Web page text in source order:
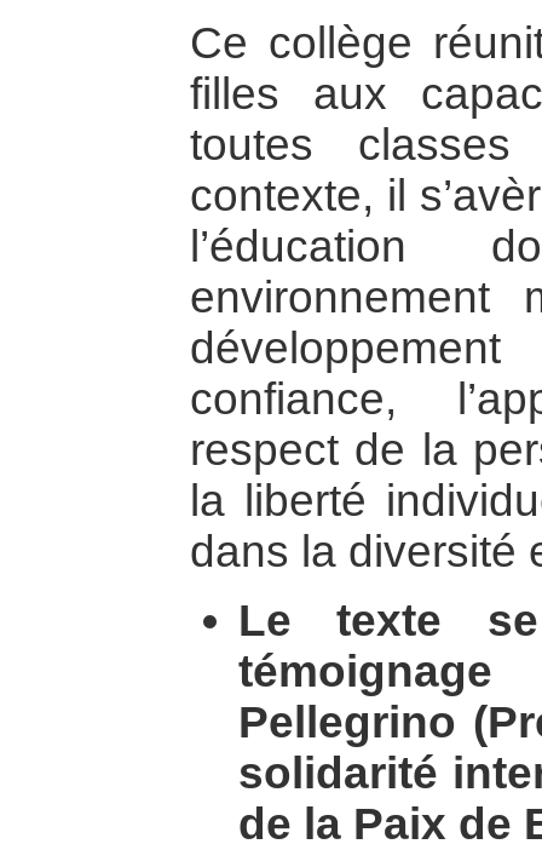
Ce collège
filles aux
toutes
contexte, il
l’éducation
environnement
confiance,
respect de la
la liberté
dans la diversité
Le texte
Pellegrino
solidarité
de la Paix de